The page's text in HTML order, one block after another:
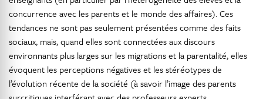
concurrence avec les parents et le monde des affaires). Ces
tendances ne sont pas seulement présentées comme des faits
sociaux, mais, quand elles sont connectées aux discours
environnants plus larges sur les migrations et la parentalité, elles
évoquent les perceptions négatives et les stéréotypes de
l’évolution récente de la société (à savoir l’image des parents